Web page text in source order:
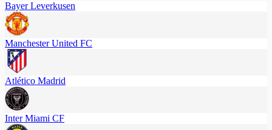
Bayer Leverkusen
Manchester United FC
Atlético Madrid
Inter Miami CF